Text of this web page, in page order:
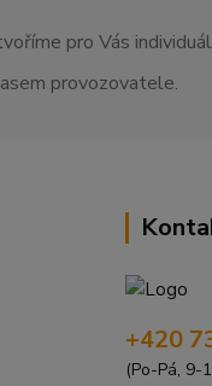
pro Vás
provozovatele.
+420
(Po-Pá, 9-